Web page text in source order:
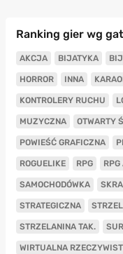
Ranking gier wg
AKCJA BIJATYKA
HORROR INNA
KONTROLERY RUCHU
MUZYCZNA OTWARTY
POWIEŚĆ GRAFICZNA
ROGUELIKE RPG
SAMOCHODÓWKA
STRATEGICZNA
STRZELANINA TAK.
WIRTUALNA